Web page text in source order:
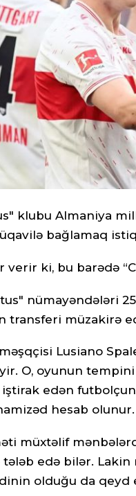
klubu Almaniya
bağlamaq
verir ki, bu barədə
nümayəndələri
transferi müzakirə
Lusiano
O, oyunun
iştirak edən
hesab olunur.
müxtəlif
edə bilər.
olduğu da qeyd